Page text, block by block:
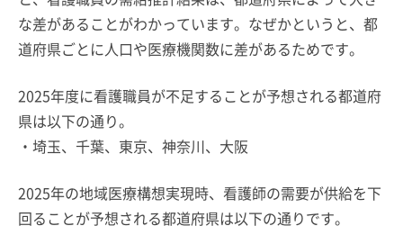
な差があることがわかっています。なぜかというと、都
道府県ごとに人口や医療機関数に差があるためです。
2025年度に看護職員が不足することが予想される都道府
県は以下の通り。
・埼玉、千葉、東京、神奈川、大阪
2025年の地域医療構想実現時、看護師の需要が供給を下
回ることが予想される都道府県は以下の通りです。